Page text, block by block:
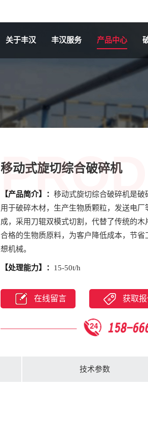
关于丰汉 丰汉服务 产品中心
移动式旋切综合破碎机
【产品简介】： 移动式旋切综合破碎机是
用于破碎木材，生产生物质颗粒，发送电
成，采用刀辊双模式切割，代替了传统的
合格的生物质原料，为客户降低成本，节
想机械。
【处理能力】： 15-50t/h
干、原木、秸秆、椰糠等木类材料。
丰汉机械设备的移动式旋
高、进料快、上料下料快的特点，在大型
在线留言 获取
技术参数